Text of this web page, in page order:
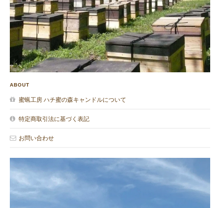
ABOUT
蜜蝋工房 ハチ蜜の森キャンドルについて
特定商取引法に基づく表記
お問い合わせ